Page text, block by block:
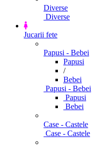
Diverse
Diverse
Jucarii fete
Papusi - Bebei
Papusi
/
Bebei
Papusi - Bebei
Papusi
Bebei
Case - Castele
Case - Castele